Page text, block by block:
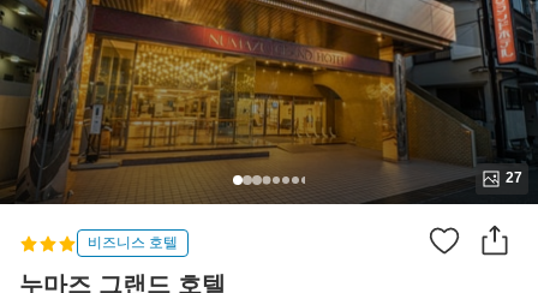
27
비즈니스 호텔
누마즈 그랜드 호텔